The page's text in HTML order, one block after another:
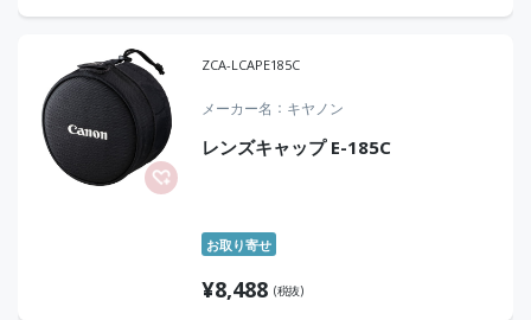
ZCA-LCAPE185C
メーカー名 キヤノン
レンズキャップ E-185C
お取り寄せ
¥8,488 (税抜)